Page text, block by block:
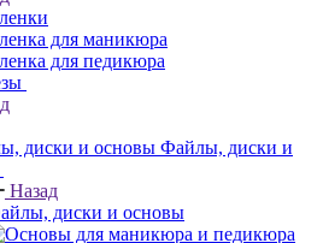
для маникюра
для педикюра
Файлы, диски и
Назад
диски и основы